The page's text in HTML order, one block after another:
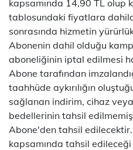
kapsamında 14,90 TL olup
tablosundaki fiyatlara
sonrasında hizmetin
Abonenin dahil olduğu
aboneliğinin iptal edilmesi
Abone tarafından
taahhüde aykırılığın
sağlanan indirim, cihaz
bedellerinin tahsil edilmemiş
Abone'den tahsil
kapsamında tahsil